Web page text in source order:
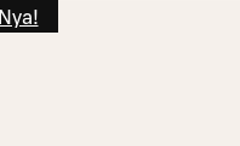
Nya!